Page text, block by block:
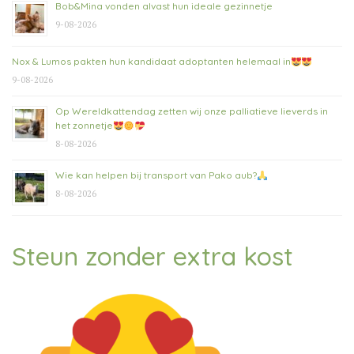
Bob&Mina vonden alvast hun ideale gezinnetje
9-08-2026
Nox & Lumos pakten hun kandidaat adoptanten helemaal in
9-08-2026
Op Wereldkattendag zetten wij onze palliatieve lieverds in
het zonnetje
8-08-2026
Wie kan helpen bij transport van Pako aub?
8-08-2026
Steun zonder extra kost